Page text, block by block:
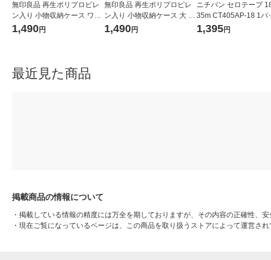
無印良品 再生ポリプロピレ
ン入り 小物収納ケース ワイ
ド 大 ホワイトグレー 約幅３
1,490円
無印良品 再生ポリプロピレ
ン入り 小物収納ケース 大 ホ
ワイトグレー 約幅２６×奥行
1,490円
ニチバン セロテープ
35m CT405AP-18 1パ
（10巻入）
1,395円
最近見た商品
掲載商品の情報について
・ 掲載している情報の精度には万全を期しておりますが、その内容の正確性、
・ 現在ご覧になっているページは、この商品を取り扱うストアによって運営さ